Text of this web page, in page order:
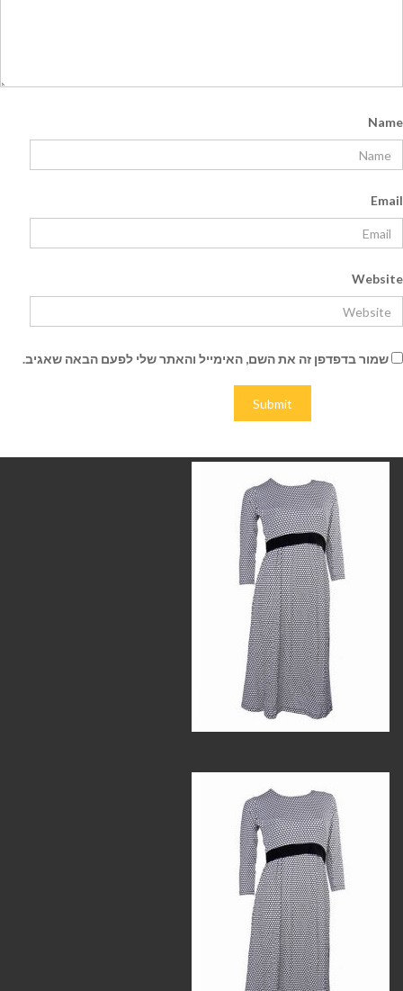
Name
Email
Website
שמור בדפדפן זה את השם, האימייל והאתר שלי לפעם הבאה שאגיב.